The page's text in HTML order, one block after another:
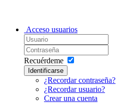
Acceso usuarios
Recuérdeme
Identificarse
¿Recordar contraseña?
¿Recordar usuario?
Crear una cuenta